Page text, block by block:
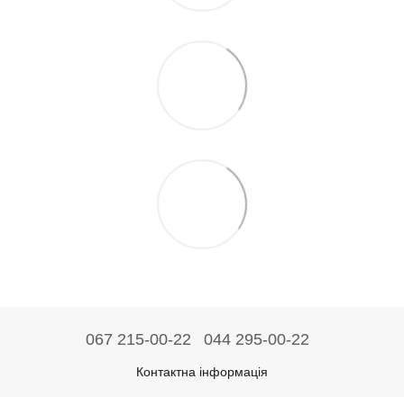
067 215-00-22 044 295-00-22
Контактна інформація